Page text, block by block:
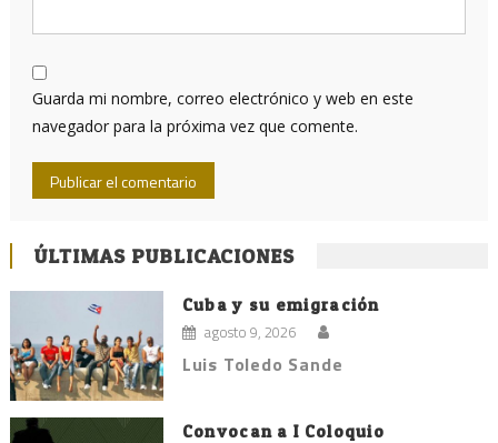
Guarda mi nombre, correo electrónico y web en este
navegador para la próxima vez que comente.
ÚLTIMAS PUBLICACIONES
Cuba y su emigración
agosto 9, 2026
Luis Toledo Sande
Convocan a I Coloquio